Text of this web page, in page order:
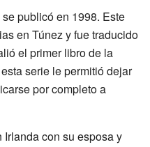
se publicó en 1998. Este
en Túnez y fue traducido
el primer libro de la
serie le permitió dejar
por completo a
con su esposa y